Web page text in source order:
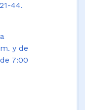
44.
y de
7:00